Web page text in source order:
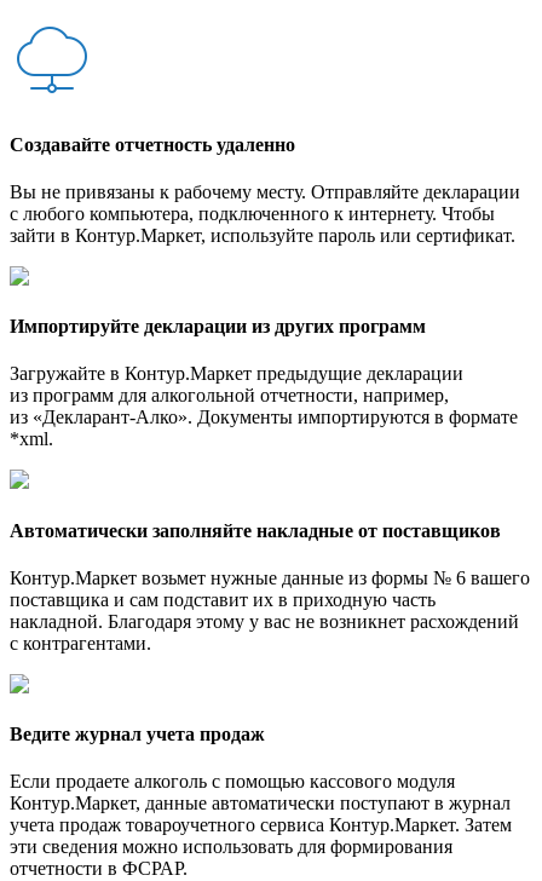
Создавайте отчетность удаленно
Вы не привязаны к рабочему месту. Отправляйте декларации
с любого компьютера, подключенного к интернету. Чтобы
зайти в Контур.Маркет, используйте пароль или сертификат.
Импортируйте декларации из других программ
Загружайте в Контур.Маркет предыдущие декларации
из программ для алкогольной отчетности, например,
из «Декларант-Алко». Документы импортируются в формате
*xml.
Автоматически заполняйте накладные от поставщиков
Контур.Маркет возьмет нужные данные из формы № 6 вашего
поставщика и сам подставит их в приходную часть
накладной. Благодаря этому у вас не возникнет расхождений
с контрагентами.
Ведите журнал учета продаж
Если продаете алкоголь с помощью кассового модуля
Контур.Маркет, данные автоматически поступают в журнал
учета продаж товароучетного сервиса Контур.Маркет. Затем
эти сведения можно использовать для формирования
отчетности в ФСРАР.